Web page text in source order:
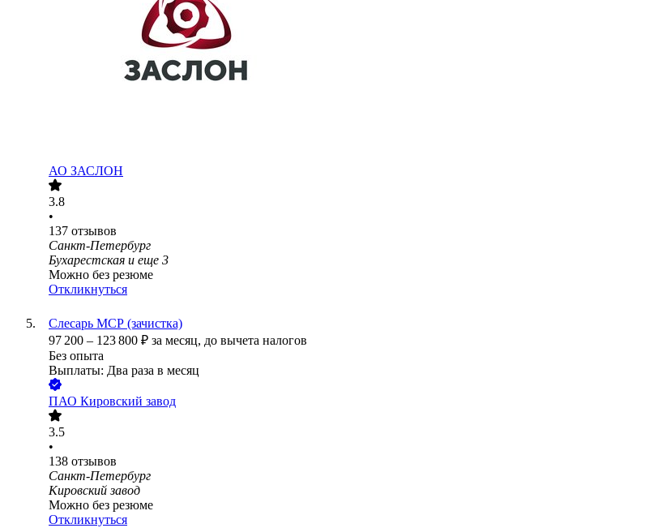
АО ЗАСЛОН
3.8
•
137 отзывов
Санкт-Петербург
Бухарестская и еще 3
Можно без резюме
Откликнуться
Слесарь МСР (зачистка)
97 200 – 123 800 ₽ за месяц, до вычета налогов
Без опыта
Выплаты: Два раза в месяц
ПАО Кировский завод
3.5
•
138 отзывов
Санкт-Петербург
Кировский завод
Можно без резюме
Откликнуться